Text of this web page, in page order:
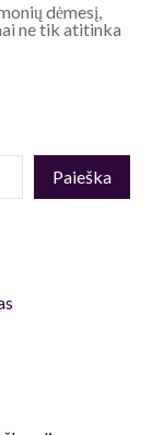
dėmesį,
ne tik atitinka
Paieška